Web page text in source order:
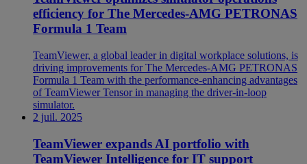
efficiency for The Mercedes-AMG PETRONAS
Formula 1 Team
TeamViewer, a global leader in digital workplace solutions, is
driving improvements for The Mercedes-AMG PETRONAS
Formula 1 Team with the performance-enhancing advantages
of TeamViewer Tensor in managing the driver-in-loop
simulator.
2 juil. 2025
TeamViewer expands AI portfolio with
TeamViewer Intelligence for IT support